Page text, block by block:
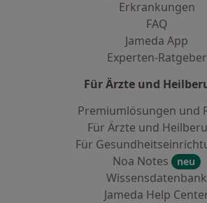
Erkrankungen
FAQ
Jameda App
Experten-Ratgeber
Für Ärzte und
Premiumlösungen und
Für Ärzte und
Für
Noa Notes
neu
Wissensdatenbank
Jameda Help